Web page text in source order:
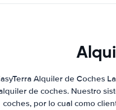
Alquiler de Coches
de coches. Nuestro
coches, por lo cual como